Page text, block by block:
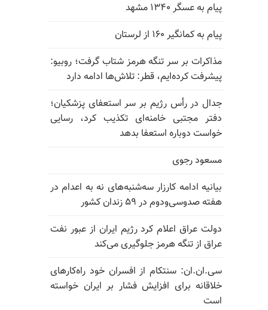
پیام به عسگر ۱۳۴۰ مشهد
پیام به کمانگیر ۱۶۰ از لرستان
مذاکرات بر سر تنگه هرمز شتاب گرفت؛ روبیو:
پیشرفت کرده‌ایم، قطر: تلاش‌ها ادامه دارد
جدال در رأس رژیم بر سر استعفای پزشکیان؛
دفتر مجتبی خامنه‌ای تکذیب کرد، رسایی
خواست دوباره استعفا بدهد
مسعود رجوی
بیانیه ادامه کارزار سه‌شنبه‌های نه به اعدام در
هفته صدوسی‌و‌دوم در ۵۹ زندان کشور
دولت عراق اعلام کرد رژیم ایران از عبور نفت
عراق از تنگه هرمز جلوگیری می‌کند
سی.ان.ان: سنتکام از افسران خود راه‌کارهای
خلاقانه برای افزایش فشار بر ایران خواسته
است